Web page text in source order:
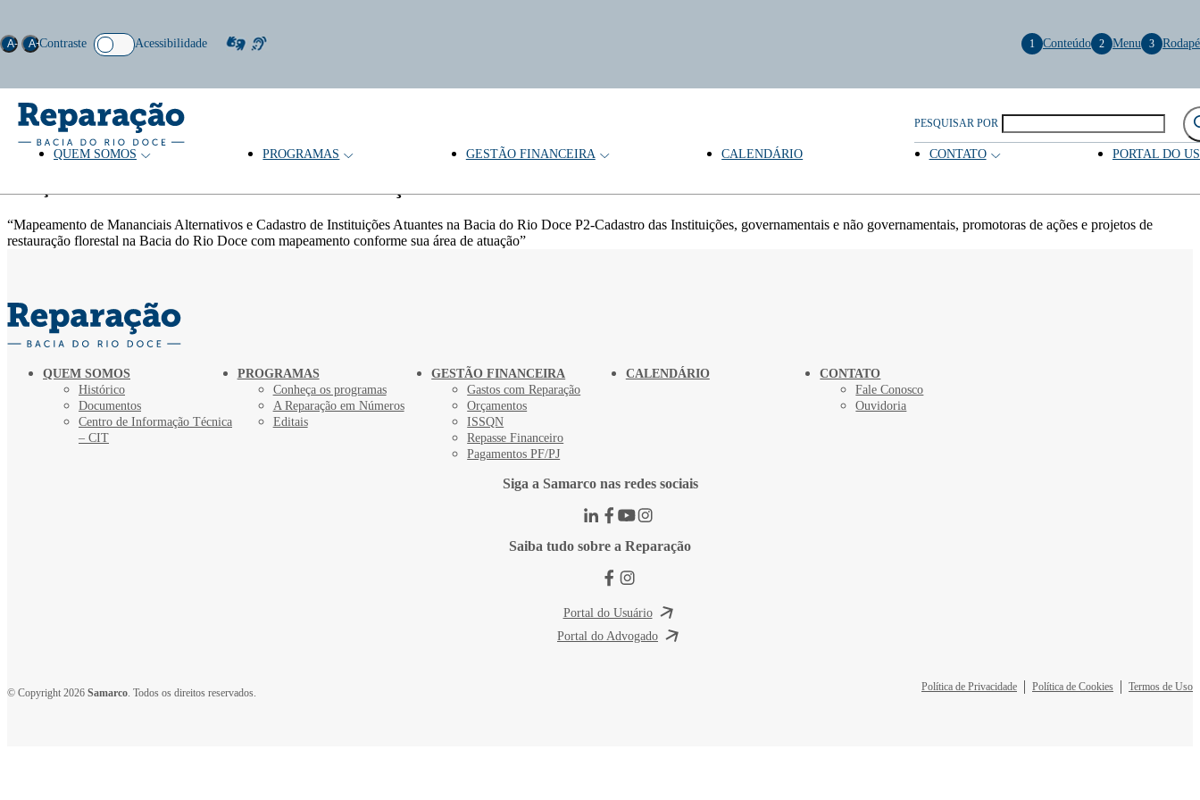
PESQUISAR POR
QUEM SOMOS PROGRAMAS GESTÃO FINANCEIRA CALENDÁRIO CONTATO PORTAL DO
Acessibilidade
A- A+Contraste 1 Conteúdo 2 Menu 3 Rodapé
“Mapeamento de Mananciais Alternativos e Cadastro de Instituições Atuantes na Bacia do Rio Doce P2-Cadastro das Instituições, governamentais e não governamentais, promotoras de ações e projetos de
restauração florestal na Bacia do Rio Doce com mapeamento conforme sua área de atuação”
QUEM SOMOS
Histórico
Documentos
Centro de Informação Técnica
– CIT
PROGRAMAS
Conheça os programas
A Reparação em Números
Editais
GESTÃO FINANCEIRA
Gastos com Reparação
Orçamentos
ISSQN
Repasse Financeiro
Pagamentos PF/PJ
CALENDÁRIO
CONTATO
Fale Conosco
Ouvidoria
Siga a Samarco nas redes sociais
Saiba tudo sobre a Reparação
Portal do Usuário
Portal do Advogado
© Copyright 2026 Samarco . Todos os direitos reservados. Política de Privacidade Política de Cookies Termos de Uso